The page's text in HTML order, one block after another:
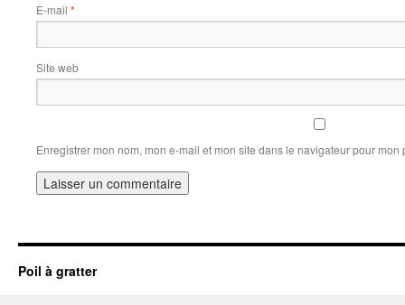
E-mail *
Site web
Enregistrer mon nom, mon e-mail et mon site dans le navigateur pour
Poil à gratter